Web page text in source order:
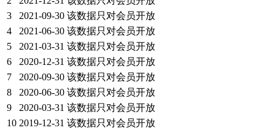
3
2021-09-30 该数据只对会员开放
4
2021-06-30 该数据只对会员开放
5
2021-03-31 该数据只对会员开放
6
2020-12-31 该数据只对会员开放
7
2020-09-30 该数据只对会员开放
8
2020-06-30 该数据只对会员开放
9
2020-03-31 该数据只对会员开放
10 2019-12-31 该数据只对会员开放